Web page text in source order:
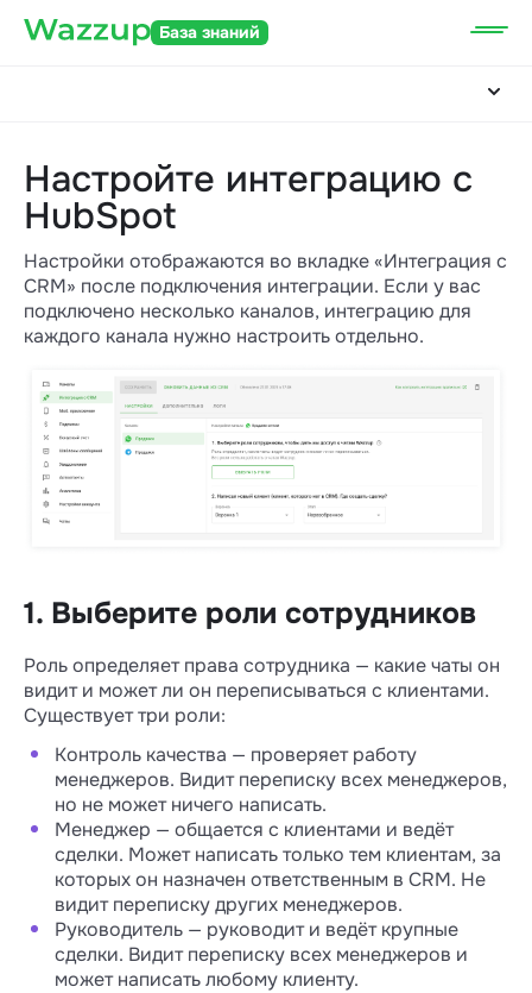
База знаний
Настройте интеграцию с
HubSpot
Настройки отображаются во вкладке «Интеграция с
CRM» после подключения интеграции. Если у вас
подключено несколько каналов, интеграцию для
каждого канала нужно настроить отдельно.
1. Выберите роли сотрудников
Роль определяет права сотрудника — какие чаты он
видит и может ли он переписываться с клиентами.
Существует три роли:
Контроль качества — проверяет работу
менеджеров. Видит переписку всех менеджеров,
но не может ничего написать.
Менеджер — общается с клиентами и ведёт
сделки. Может написать только тем клиентам, за
которых он назначен ответственным в CRM. Не
видит переписку других менеджеров.
Руководитель — руководит и ведёт крупные
сделки. Видит переписку всех менеджеров и
может написать любому клиенту.